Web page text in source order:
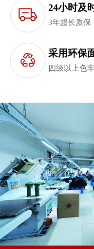
24小时及
3年超长质保
采用环保
四级以上色